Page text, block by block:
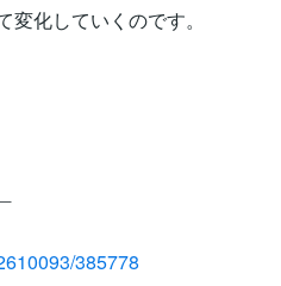
化していくのです。
385778